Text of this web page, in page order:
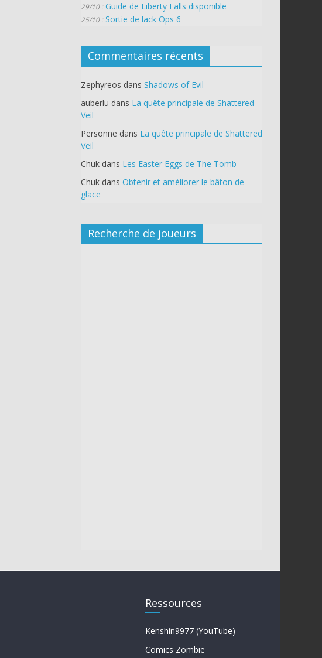
29/10 : Guide de Liberty Falls disponible
25/10 : Sortie de lack Ops 6
Commentaires récents
Zephyreos dans Shadows of Evil
auberlu dans La quête principale de Shattered
Veil
Personne dans La quête principale de Shattered
Veil
Chuk dans Les Easter Eggs de The Tomb
Chuk dans Obtenir et améliorer le bâton de
glace
Recherche de joueurs
Ressources
Kenshin9977 (YouTube)
Comics Zombie